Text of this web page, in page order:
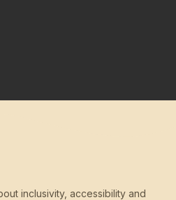
inclusivity, accessibility and